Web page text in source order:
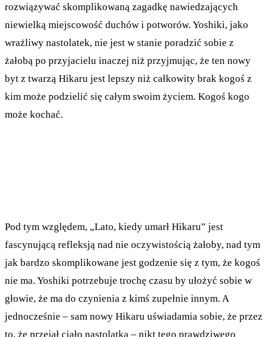
rozwiązywać skomplikowaną zagadkę nawiedzających
niewielką miejscowość duchów i potworów. Yoshiki, jako
wrażliwy nastolatek, nie jest w stanie poradzić sobie z
żałobą po przyjacielu inaczej niż przyjmując, że ten nowy
byt z twarzą Hikaru jest lepszy niż całkowity brak kogoś z
kim może podzielić się całym swoim życiem. Kogoś kogo
może kochać.
Pod tym względem, „Lato, kiedy umarł Hikaru” jest
fascynującą refleksją nad nie oczywistością żałoby, nad tym
jak bardzo skomplikowane jest godzenie się z tym, że kogoś
nie ma. Yoshiki potrzebuje trochę czasu by ułożyć sobie w
głowie, że ma do czynienia z kimś zupełnie innym. A
jednocześnie – sam nowy Hikaru uświadamia sobie, że przez
to, że przejął ciało nastolatka – nikt tego prawdziwego